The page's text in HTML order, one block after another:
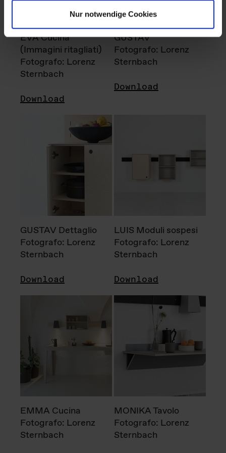
Nur notwendige Cookies
EVA Cucina
(Immagini ritagliati)
Fotografo: Lorenz
Sternbach
Download
GUSTAV
Fotografo: Lorenz
Sternbach
Download
GUSTAV Dettaglio
Fotografo: Lorenz
Sternbach
Download
LUIS Moduli sospesi
Fotografo: Lorenz
Sternbach
Download
EMMA Cucina
Fotografo: Lorenz
Sternbach
MONIKA Tavolo
Fotografo: Lorenz
Sternbach